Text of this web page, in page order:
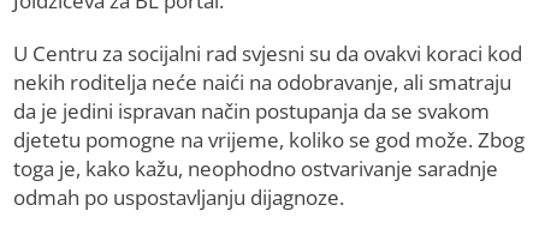
U Centru za socijalni rad svjesni su da ovakvi koraci kod
nekih roditelja neće naići na odobravanje, ali smatraju
da je jedini ispravan način postupanja da se svakom
djetetu pomogne na vrijeme, koliko se god može. Zbog
toga je, kako kažu, neophodno ostvarivanje saradnje
odmah po uspostavljanju dijagnoze.